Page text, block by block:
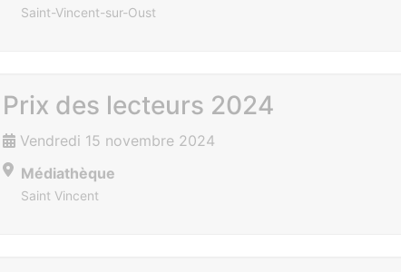
Saint-Vincent-sur-Oust
Prix des lecteurs 2024
Vendredi 15 novembre 2024
Médiathèque
Saint Vincent